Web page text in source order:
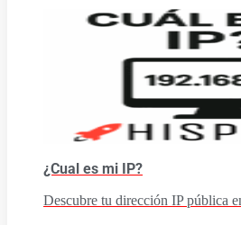
¿Cual es mi IP?
Descubre tu dirección IP pública